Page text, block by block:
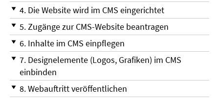
4. Die Website wird im CMS eingerichtet
5. Zugänge zur CMS-Website beantragen
6. Inhalte im CMS einpflegen
7. Designelemente (Logos, Grafiken) im CMS
einbinden
8. Webauftritt veröffentlichen